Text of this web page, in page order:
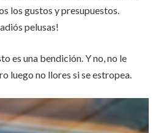
los gustos y presupuestos.
pelusas!
es una bendición. Y no, no le
luego no llores si se estropea.